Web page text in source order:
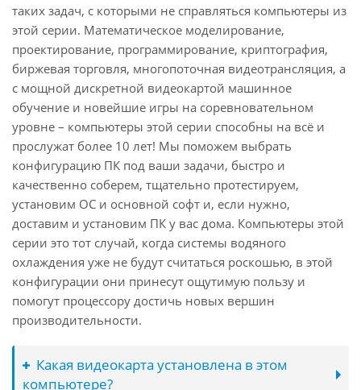
таких задач, с которыми не справляться компьютеры из
этой серии. Математическое моделирование,
проектирование, программирование, криптография,
биржевая торговля, многопоточная видеотрансляция, а
с мощной дискретной видеокартой машинное
обучение и новейшие игры на соревновательном
уровне – компьютеры этой серии способны на всё и
прослужат более 10 лет! Мы поможем выбрать
конфигурацию ПК под ваши задачи, быстро и
качественно соберем, тщательно протестируем,
установим ОС и основной софт и, если нужно,
доставим и установим ПК у вас дома. Компьютеры этой
серии это тот случай, когда системы водяного
охлаждения уже не будут считаться роскошью, в этой
конфигурации они принесут ощутимую пользу и
помогут процессору достичь новых вершин
производительности.
Какая видеокарта установлена в этом
компьютере?